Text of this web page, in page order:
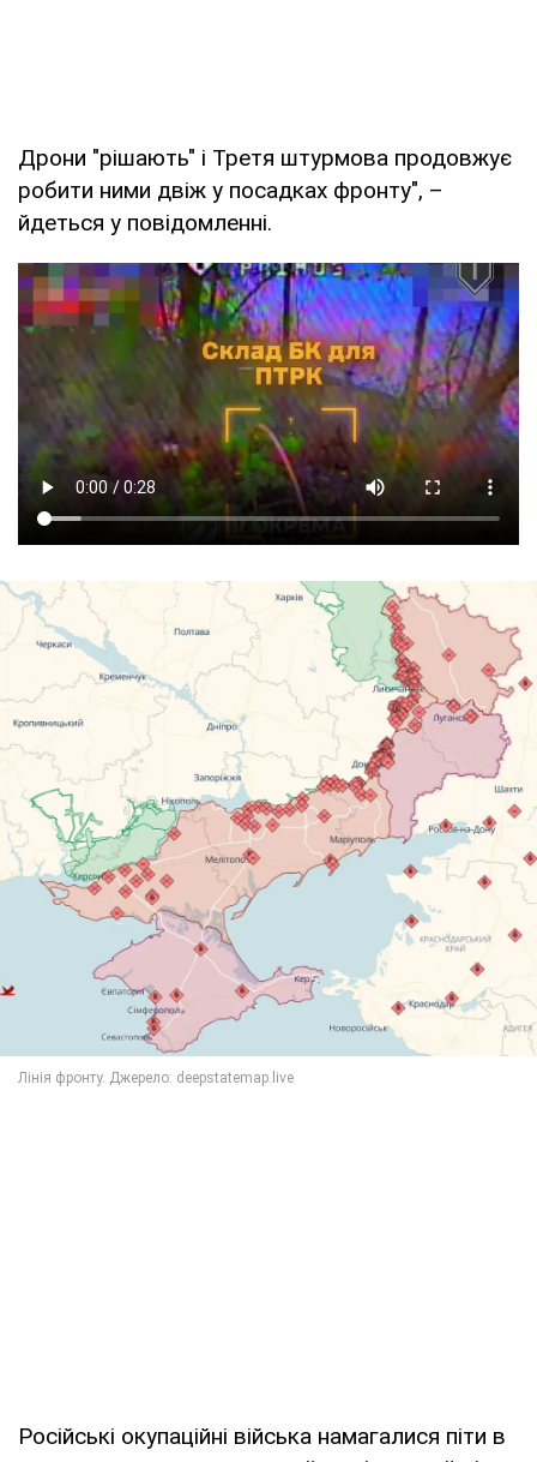
Дрони "рішають" і Третя штурмова продовжує
робити ними двіж у посадках фронту", –
йдеться у повідомленні.
Російські окупаційні війська намагалися піти в